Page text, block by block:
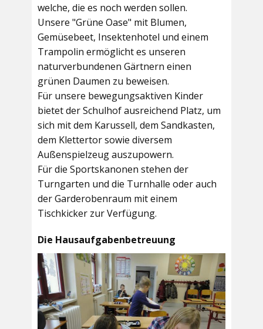
welche, die es noch werden sollen.
Unsere "Grüne Oase" mit Blumen,
Gemüsebeet, Insektenhotel und einem
Trampolin ermöglicht es unseren
naturverbundenen Gärtnern einen
grünen Daumen zu beweisen.
Für unsere bewegungsaktiven Kinder
bietet derSchulhofausreichend Platz, um
sich mit dem Karussell, dem Sandkasten,
dem Klettertor sowie diversem
Außenspielzeug auszupowern.
Für die Sportskanonen stehen der
Turngarten und die Turnhalle oder auch
derGarderobenraum mit einem
Tischkicker zur Verfügung.
Die Hausaufgabenbetreuung